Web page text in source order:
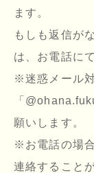
ます。
もしも返信が
は、お電話に
※迷惑メール
「
願いします。
※お電話の場
連絡すること